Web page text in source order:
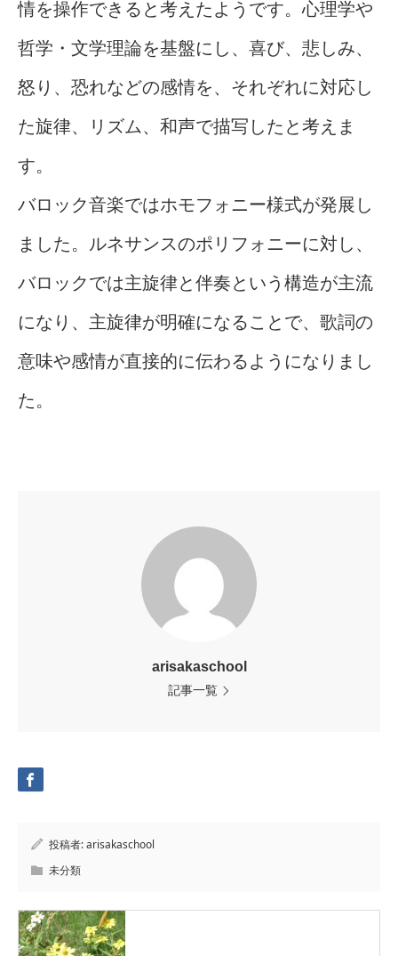
情を操作できると考えたようです。心理学や
哲学・文学理論を基盤にし、喜び、悲しみ、
怒り、恐れなどの感情を、それぞれに対応し
た旋律、リズム、和声で描写したと考えま
す。
バロック音楽ではホモフォニー様式が発展し
ました。ルネサンスのポリフォニーに対し、
バロックでは主旋律と伴奏という構造が主流
になり、主旋律が明確になることで、歌詞の
意味や感情が直接的に伝わるようになりまし
た。
arisakaschool
記事一覧
投稿者:arisakaschool
未分類